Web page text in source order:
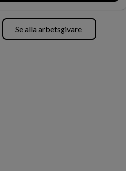
och finns representerade på 20
södra Sverige.
Se alla arbetsgivare